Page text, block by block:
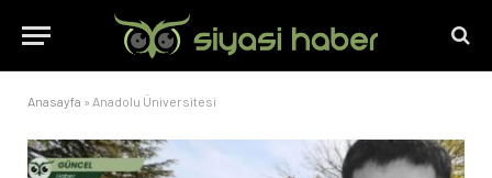
Anasayfa » Anadolu Üniversitesi